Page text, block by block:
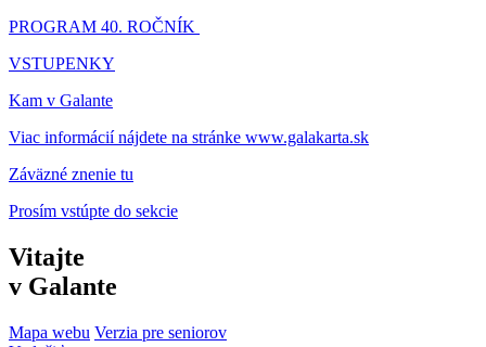
PROGRAM 40. ROČNÍK
VSTUPENKY
Kam v Galante
Viac informácií nájdete na stránke www.galakarta.sk
Záväzné znenie tu
Prosím vstúpte do sekcie
Vitajte
v Galante
Mapa webu Verzia pre seniorov